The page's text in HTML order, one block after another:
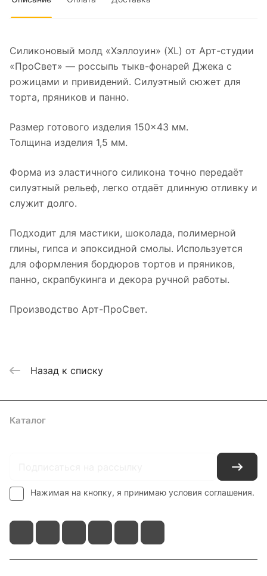
Силиконовый молд «Хэллоуин» (XL) от Арт-студии
«ПроСвет» — россыпь тыкв-фонарей Джека с
рожицами и привидений. Силуэтный сюжет для
торта, пряников и панно.
Размер готового изделия 150×43 мм.
Толщина изделия 1,5 мм.
Форма из эластичного силикона точно передаёт
силуэтный рельеф, легко отдаёт длинную отливку и
служит долго.
Подходит для мастики, шоколада, полимерной
глины, гипса и эпоксидной смолы. Используется
для оформления бордюров тортов и пряников,
панно, скрапбукинга и декора ручной работы.
Производство Арт-ПроСвет.
Назад к списку
Каталог
Нажимая на кнопку, я принимаю условия соглашения.